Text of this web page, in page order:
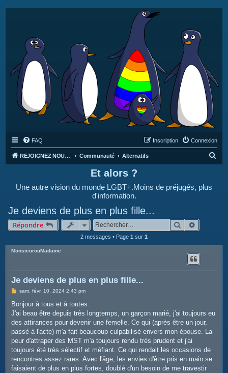
FAQ Connexion
Inscription
REJOIGNEZ NOUS SUR DISCORD : https://discord.gg/4C2Bvub Communauté Alternatifs
Et alors ?
Une autre vision du monde LGBT+.Moins de préjugés, plus
d'information.
Je deviens de plus en plus fille...
Répondre Rechercher
2 messages • Page 1 sur 1
MonsieurouMadame
Je deviens de plus en plus fille...
M
s
a
g
sam. févr. 10, 2024 2:43 pm
Bonjour à tous et à toutes.
J'ai beau être depuis très longtemps, un garçon marié, j'ai toujours eu
des attirances pour devenir une femelle. Ce qui (après être un jour,
passé à l'acte) m'a fait beaucoup culpabilisé envers mon épouse. La
peur d'attraper des MST m'a toujours rendu très prudent et j'ai
toujours été très sélectif et méfiant. Ce qui rendait les occasions de
rencontres assez rares. Avec l'âge, les envies d'être pris en main se
faisaient de plus en plus fortes, doublé d'un besoin de me travestir